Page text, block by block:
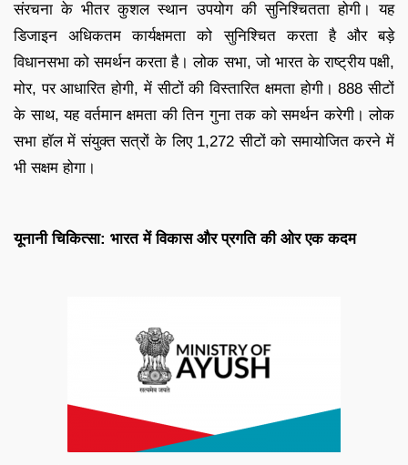
संरचना के भीतर कुशल स्थान उपयोग की सुनिश्चितता होगी। यह
डिजाइन अधिकतम कार्यक्षमता को सुनिश्चित करता है और बड़े
विधानसभा को समर्थन करता है। लोक सभा, जो भारत के राष्ट्रीय पक्षी,
मोर, पर आधारित होगी, में सीटों की विस्तारित क्षमता होगी। 888 सीटों
के साथ, यह वर्तमान क्षमता की तिन गुना तक को समर्थन करेगी। लोक
सभा हॉल में संयुक्त सत्रों के लिए 1,272 सीटों को समायोजित करने में
भी सक्षम होगा।
यूनानी चिकित्सा: भारत में विकास और प्रगति की ओर एक कदम